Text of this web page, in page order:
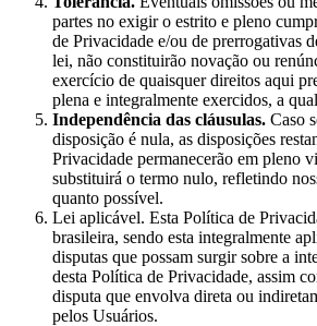
partes no exigir o estrito e pleno
de Privacidade e/ou de prerrogativas
lei, não constituirão novação ou
exercício de quaisquer direitos aqui
plena e integralmente exercidos, a
Independência das cláusulas. Caso
disposição é nula, as disposições
Privacidade permanecerão em pleno
substituirá o termo nulo, refletindo
quanto possível.
Lei aplicável. Esta Política de
brasileira, sendo esta integralmente
disputas que possam surgir sobre a
desta Política de Privacidade, assim
disputa que envolva direta ou
pelos Usuários.